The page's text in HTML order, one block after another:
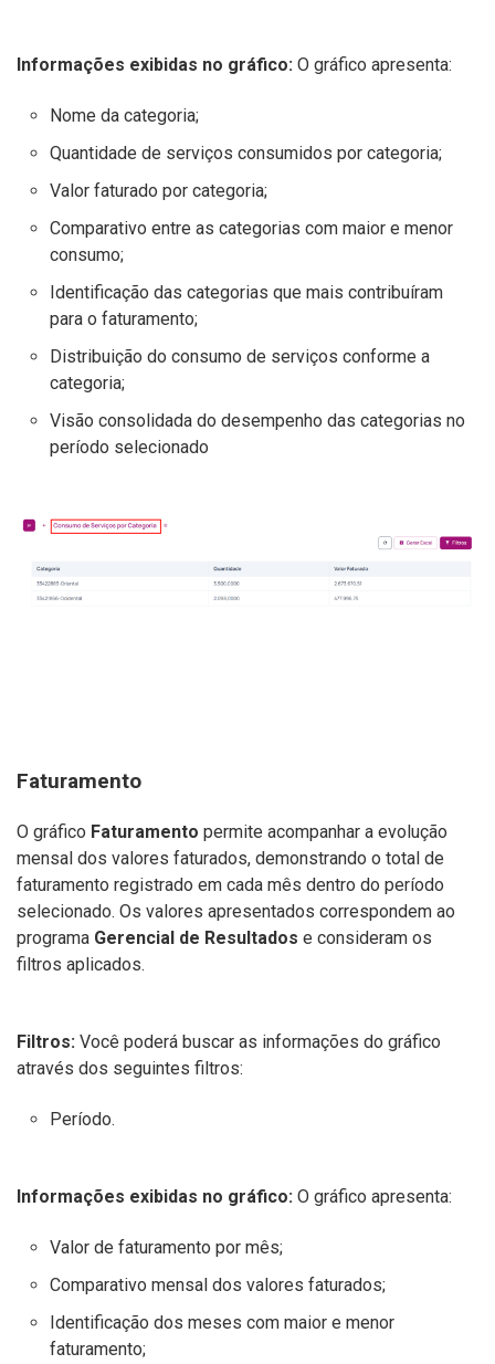
Informações exibidas no gráfico: O gráfico apresenta:
Nome da categoria;
Quantidade de serviços consumidos por categoria;
Valor faturado por categoria;
Comparativo entre as categorias com maior e menor
consumo;
Identificação das categorias que mais contribuíram
para o faturamento;
Distribuição do consumo de serviços conforme a
categoria;
Visão consolidada do desempenho das categorias no
período selecionado
Faturamento
O gráfico Faturamento permite acompanhar a evolução
mensal dos valores faturados, demonstrando o total de
faturamento registrado em cada mês dentro do período
selecionado. Os valores apresentados correspondem ao
programa Gerencial de Resultados e consideram os
filtros aplicados.
Filtros: Você poderá buscar as informações do gráfico
através dos seguintes filtros:
Período.
Informações exibidas no gráfico: O gráfico apresenta:
Valor de faturamento por mês;
Comparativo mensal dos valores faturados;
Identificação dos meses com maior e menor
faturamento;